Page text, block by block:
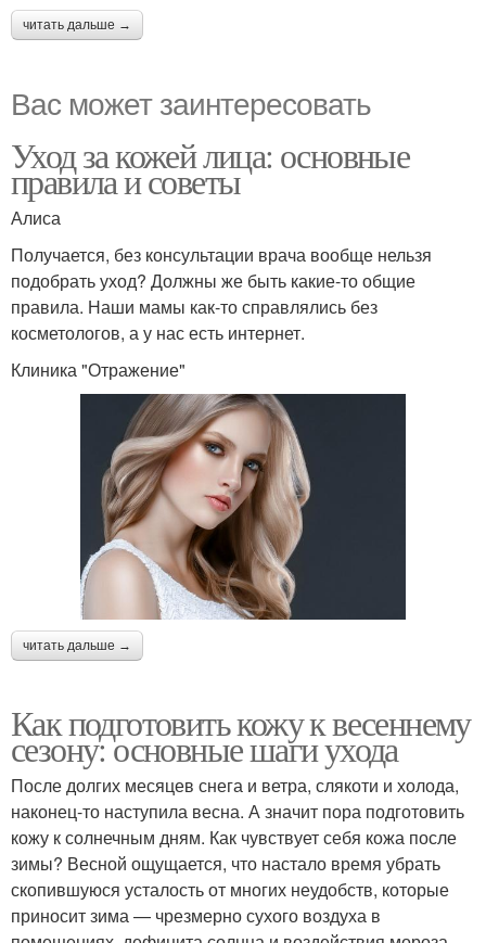
читать дальше →
Вас может заинтересовать
Уход за кожей лица: основные
правила и советы
Алиса
Получается, без консультации врача вообще нельзя
подобрать уход? Должны же быть какие-то общие
правила. Наши мамы как-то справлялись без
косметологов, а у нас есть интернет.
Клиника "Отражение"
читать дальше →
Как подготовить кожу к весеннему
сезону: основные шаги ухода
После долгих месяцев снега и ветра, слякоти и холода,
наконец-то наступила весна. А значит пора подготовить
кожу к солнечным дням. Как чувствует себя кожа после
зимы? Весной ощущается, что настало время убрать
скопившуюся усталость от многих неудобств, которые
приносит зима — чрезмерно сухого воздуха в